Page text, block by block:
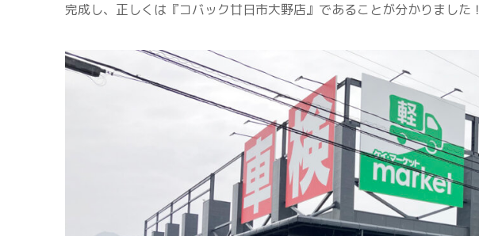
完成し、正しくは『コバック廿日市大野店』であることが分かりました！